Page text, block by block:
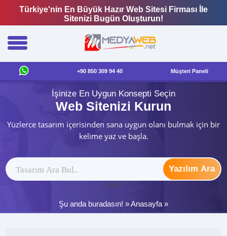
Türkiye'nin En Büyük Hazır Web Sitesi Firması İle
Sitenizi Bugün Oluşturun!
+90 850 309 94 40 Müşteri Paneli
İşinize En Uygun Konsepti Seçin
Web Sitenizi Kurun
Yüzlerce tasarım içerisinden sana uygun olanı bulmak için bir
kelime yaz ve başla.
Yazılım Ara
ytag
Şu anda buradasın! »Anasayfa »